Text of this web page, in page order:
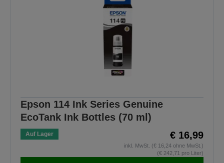
Epson 114 Ink Series Genuine
EcoTank Ink Bottles (70 ml)
Auf Lager € 16,99
inkl. MwSt. (€ 16,24 ohne MwSt.)
(€ 242,71 pro Liter)